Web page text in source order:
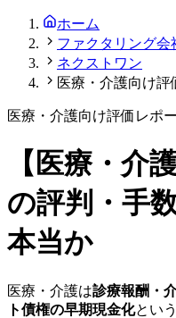
ホーム
ファクタリング会
ネクストワン
医療・介護向け評
医療・介護向け評価レポ
【 医療・介
の評判・手
本当か
医療・介護は診療報酬・
ト債権の早期現金化とい